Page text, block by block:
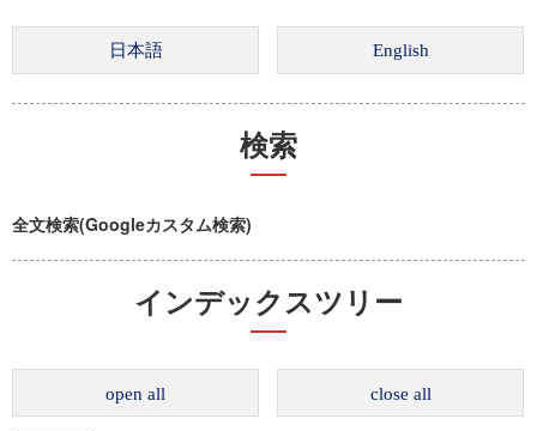
検索
全文検索(Googleカスタム検索)
インデックスツリー
open all close all